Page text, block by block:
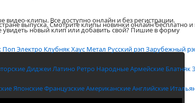
выпуска. Смотрите клипы новинки онлайн бесплатно
Поп Электро КлубнякХаус Метал Русский рэп Зарубежный
ДиджеиЛатино Ретро НародныеАрмейские Блатняк
ЯпонскиеФранцузскиеАмериканскиеАнглийские
клипы. Все доступно онлайн и без регистрации.
увидеть новый клип или добавить свой? Пишие в форму